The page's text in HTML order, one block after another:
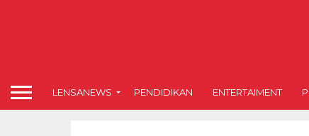
LENSANEWS PENDIDIKAN ENTERTAIMENT